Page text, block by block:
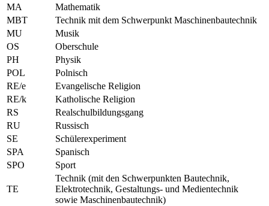
MA
Mathematik
MBT
Technik mit dem Schwerpunkt Maschinenbautechnik
MU
Musik
OS
Oberschule
PH
Physik
POL
Polnisch
RE/e
Evangelische Religion
RE/k
Katholische Religion
RS
Realschulbildungsgang
RU
Russisch
SE
Schülerexperiment
SPA
Spanisch
SPO
Sport
TE
Technik (mit den Schwerpunkten Bautechnik,
Elektrotechnik, Gestaltungs- und Medientechnik
sowie Maschinenbautechnik)